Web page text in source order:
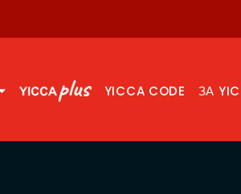
YICCA CODE ЗА